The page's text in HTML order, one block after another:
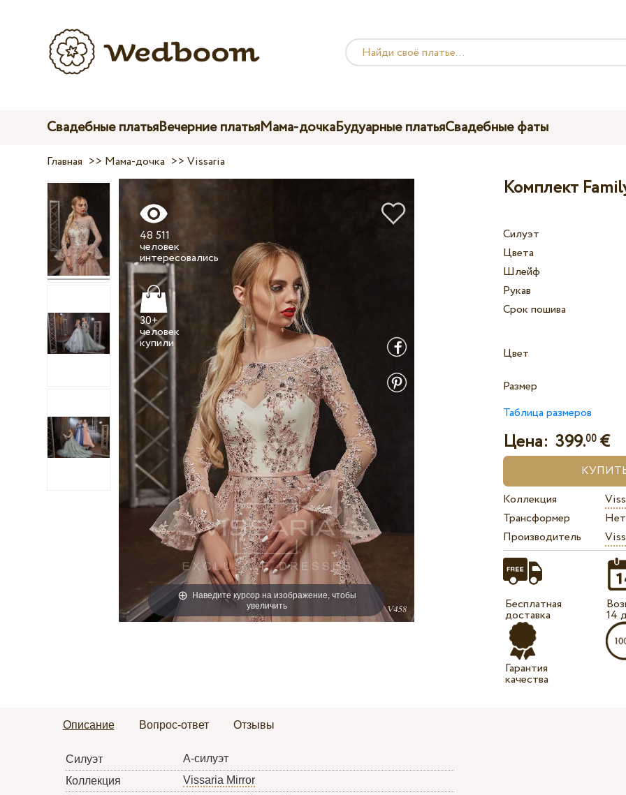
Свадебные платьяВечерние платьяМама-дочкаБудуарные платьяСвадебные фаты
Главная >> Мама-дочка >>Vissaria
Наведите курсор на изображение, чтобы
увеличить
48 511
человек
30+
человек
Комплект
Силуэт
Цвета
Шлейф
Рукав
Срок пошива
Цвет
Размер
Таблица размеров
Цена:399.00 €
Коллекция
Трансформер
Нет
Производитель
Бесплатная
доставка
Гарантия
качества
14
Описание Вопрос-ответ Отзывы
Силуэт
А-силуэт
Коллекция
Vissaria Mirror